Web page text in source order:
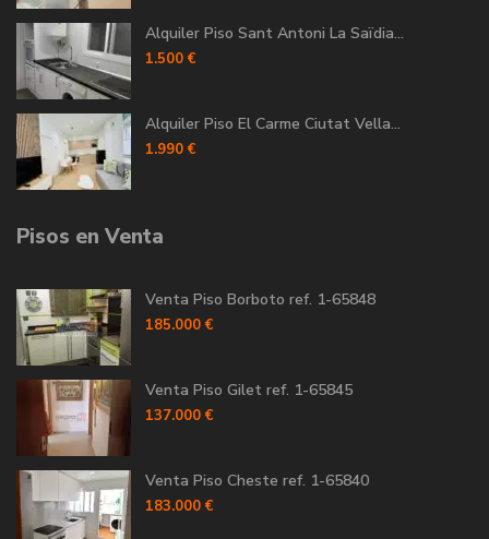
Alquiler Piso Sant Antoni La Saïdia...
1.500 €
Alquiler Piso El Carme Ciutat Vella...
1.990 €
Pisos en Venta
Venta Piso Borboto ref. 1-65848
185.000 €
Venta Piso Gilet ref. 1-65845
137.000 €
Venta Piso Cheste ref. 1-65840
183.000 €